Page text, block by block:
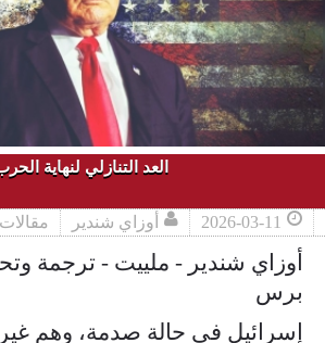
العد التنازلي لنهاية
2026-03-11 أوزاي شندير مقالات
أوزاي شندير - ملييت - ترجمة
برس
إسرائيل في حالة صدمة، وهم